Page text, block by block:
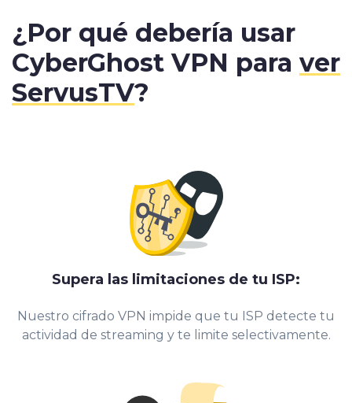
¿Por qué debería usar
CyberGhost VPN para ver
ServusTV?
Supera las limitaciones de tu ISP:
Nuestro cifrado VPN impide que tu ISP detecte tu
actividad de streaming y te limite selectivamente.